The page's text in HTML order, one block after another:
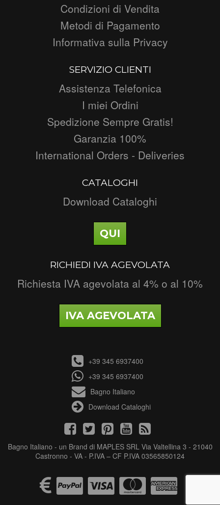
Condizioni di Vendita
Metodi di Pagamento
Informativa sulla Privacy
SERVIZIO CLIENTI
Assistenza Telefonica
I miei Ordini
Spedizione Sempre Gratis!
Garanzia 100%
International Orders - Deliveries
CATALOGHI
Download Cataloghi
QUI
RICHIEDI IVA AGEVOLATA
Richiesta IVA agevolata al 4% o al 10%
IVA AGEVOLATA
+39 345 6937400
+39 345 6937400
Bagno Italiano
Download Cataloghi
Bagno Italiano - un Brand di MAPLES SRL Via Valtellina 3 - 21040
Castronno - VA - P.IVA – CF P.IVA 03565850124